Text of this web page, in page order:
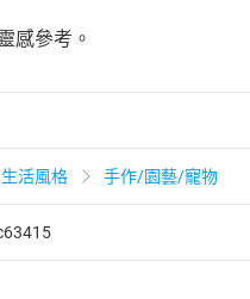
感參考。
生活風格 手作/園藝/寵物